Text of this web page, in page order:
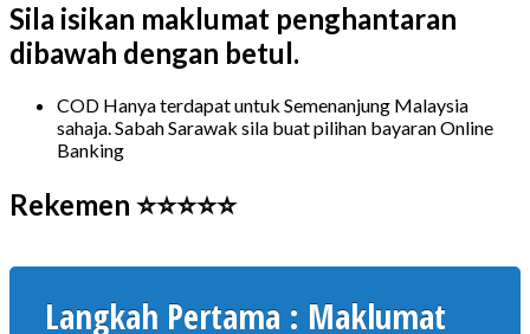
Sila isikan maklumat penghantaran
dibawah dengan betul.
COD Hanya terdapat untuk Semenanjung Malaysia
sahaja. Sabah Sarawak sila buat pilihan bayaran Online
Banking
Rekemen ⭐⭐⭐⭐⭐
Langkah Pertama : Maklumat